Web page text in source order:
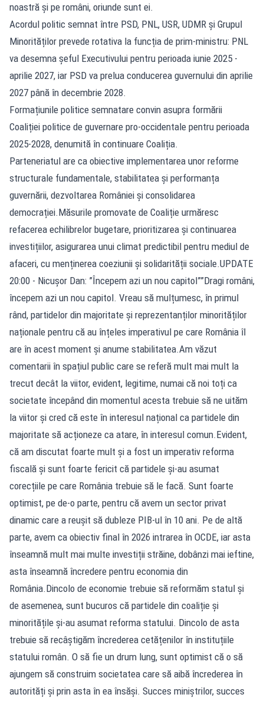
noastră și pe români, oriunde sunt ei.
Acordul politic semnat între PSD, PNL, USR, UDMR și Grupul
Minorităților prevede rotativa la funcția de prim-ministru: PNL
va desemna șeful Executivului pentru perioada iunie 2025 -
aprilie 2027, iar PSD va prelua conducerea guvernului din aprilie
2027 până în decembrie 2028.
Formațiunile politice semnatare convin asupra formării
Coaliției politice de guvernare pro-occidentale pentru perioada
2025-2028, denumită în continuare Coaliția.
Parteneriatul are ca obiective implementarea unor reforme
structurale fundamentale, stabilitatea și performanța
guvernării, dezvoltarea României și consolidarea
democrației.Măsurile promovate de Coaliție urmăresc
refacerea echilibrelor bugetare, prioritizarea și continuarea
investițiilor, asigurarea unui climat predictibil pentru mediul de
afaceri, cu menținerea coeziunii și solidarității sociale.UPDATE
20:00 - Nicușor Dan: ”Începem azi un nou capitol””Dragi români,
începem azi un nou capitol. Vreau să mulțumesc, în primul
rând, partidelor din majoritate și reprezentanților minorităților
naționale pentru că au înțeles imperativul pe care România îl
are în acest moment și anume stabilitatea.Am văzut
comentarii în spațiul public care se referă mult mai mult la
trecut decât la viitor, evident, legitime, numai că noi toți ca
societate începând din momentul acesta trebuie să ne uităm
la viitor și cred că este în interesul național ca partidele din
majoritate să acționeze ca atare, în interesul comun.Evident,
că am discutat foarte mult și a fost un imperativ reforma
fiscală și sunt foarte fericit că partidele și-au asumat
corecțiile pe care România trebuie să le facă. Sunt foarte
optimist, pe de-o parte, pentru că avem un sector privat
dinamic care a reușit să dubleze PIB-ul în 10 ani. Pe de altă
parte, avem ca obiectiv final în 2026 intrarea în OCDE, iar asta
înseamnă mult mai multe investiții străine, dobânzi mai ieftine,
asta înseamnă încredere pentru economia din
România.Dincolo de economie trebuie să reformăm statul și
de asemenea, sunt bucuros că partidele din coaliție și
minoritățile și-au asumat reforma statului. Dincolo de asta
trebuie să recâștigăm încrederea cetățenilor în instituțiile
statului român. O să fie un drum lung, sunt optimist că o să
ajungem să construim societatea care să aibă încrederea în
autorități și prin asta în ea însăși. Succes miniștrilor, succes